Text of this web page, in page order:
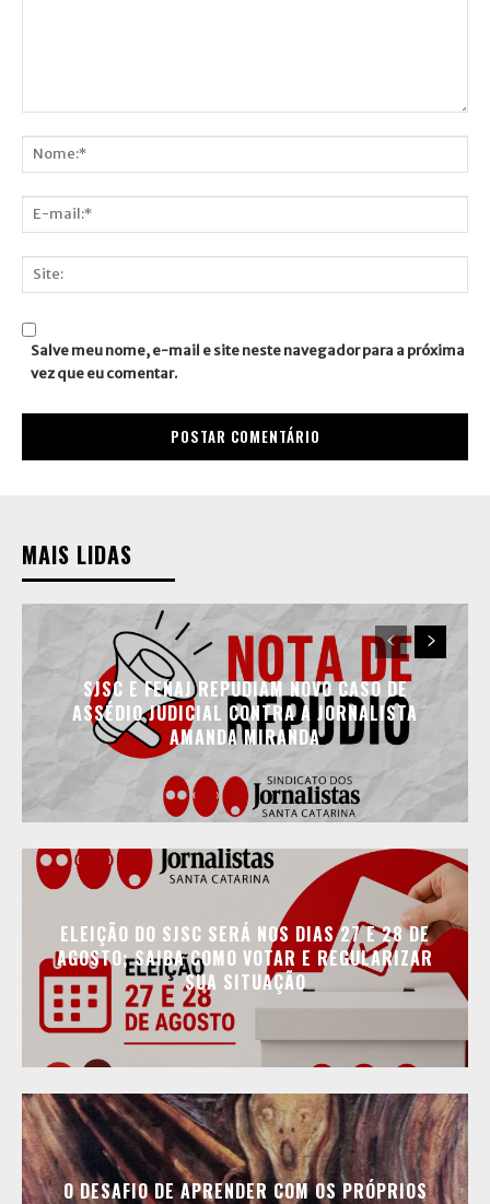
mail:*
Salve meu nome, e-mail e site neste navegador para a próxima
vez que eu comentar.
MAIS LIDAS
SJSC E FENAJ REPUDIAM NOVO CASO DE
ASSÉDIO JUDICIAL CONTRA A JORNALISTA
AMANDA MIRANDA
ELEIÇÃO DO SJSC SERÁ NOS DIAS 27 E 28 DE
AGOSTO; SAIBA COMO VOTAR E REGULARIZAR
SUA SITUAÇÃO
O DESAFIO DE APRENDER COM OS PRÓPRIOS